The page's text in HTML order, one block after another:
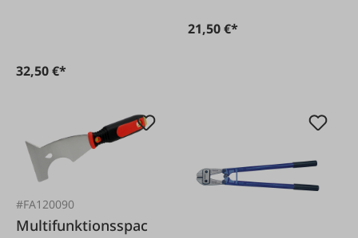
32,50 €*
21,50 €*
#FA120090
Multifunktionsspac